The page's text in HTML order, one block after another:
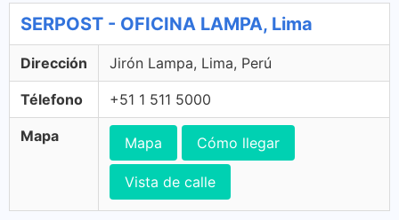
SERPOST - OFICINA LAMPA, Lima
Dirección Jirón Lampa, Lima, Perú
Télefono +51 1 511 5000
Mapa Mapa Cómo llegar
Vista de calle